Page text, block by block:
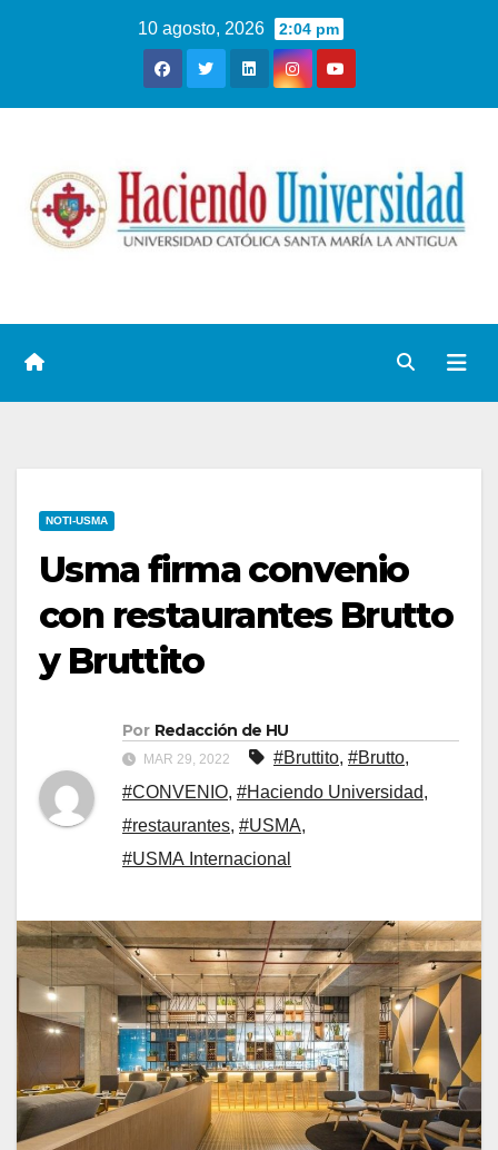
10 agosto, 2026 2:04 pm
NOTI-USMA
Usma firma convenio
con restaurantes Brutto
y Bruttito
Por Redacción de HU
MAR 29, 2022 #Bruttito, #Brutto,
#CONVENIO, #Haciendo Universidad,
#restaurantes, #USMA,
#USMA Internacional